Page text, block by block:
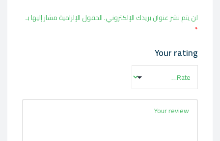
لن يتم نشر عنوان بريدك الإلكتروني.الحقول الإلزامية مشار إليها بـ
*
Your rating